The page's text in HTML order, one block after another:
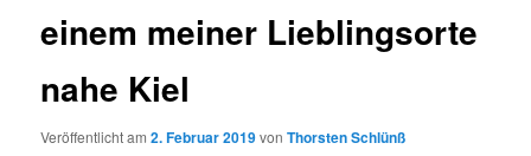
einem meiner Lieblingsorte
nahe Kiel
Veröffentlicht am2. Februar 2019vonThorsten Schlünß